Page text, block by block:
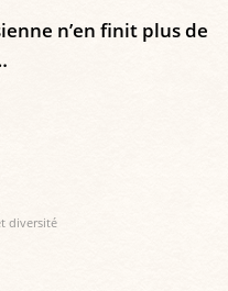
n’en finit plus de
diversité